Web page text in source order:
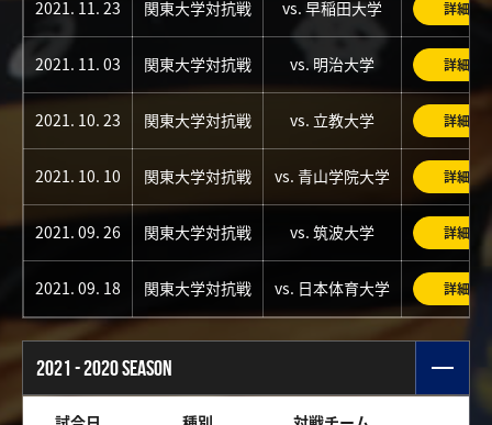
2021. 11. 23 関東大学対抗戦 vs. 早稲田大学 詳細
2021. 11. 03 関東大学対抗戦 vs. 明治大学 詳細
2021. 10. 23 関東大学対抗戦 vs. 立教大学 詳細
2021. 10. 10 関東大学対抗戦 vs. 青山学院大学 詳細
2021. 09. 26 関東大学対抗戦 vs. 筑波大学 詳細
2021. 09. 18 関東大学対抗戦 vs. 日本体育大学 詳細
2021 - 2020 SEASON